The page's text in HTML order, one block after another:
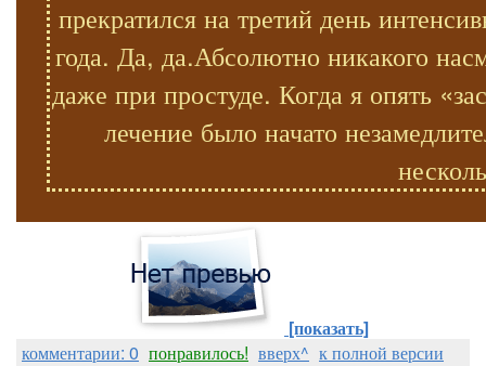
прекратился на третий день
года. Да, да.Абсолютно никакого
даже при простуде. Когда я опять
лечение было начато
[показать]
комментарии: 0 понравилось! вверх^ к полной версии